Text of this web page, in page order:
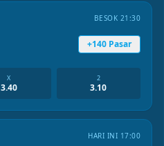
BESOK 21:30
+140 Pasar
X
3.40
2
3.10
HARI INI 17:00